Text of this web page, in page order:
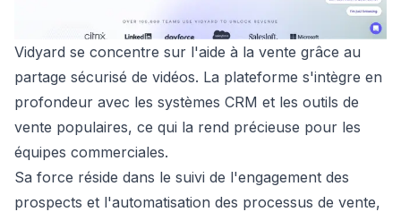
Vidyard se concentre sur l'aide à la vente grâce au
partage sécurisé de vidéos. La plateforme s'intègre en
profondeur avec les systèmes CRM et les outils de
vente populaires, ce qui la rend précieuse pour les
équipes commerciales.
Sa force réside dans le suivi de l'engagement des
prospects et l'automatisation des processus de vente,